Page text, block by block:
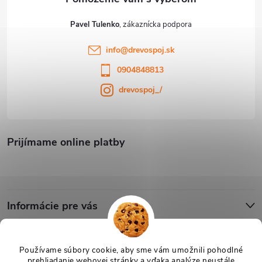
Používame súbory cookie, aby sme vám umožnili pohodlné
Prijímame online platby
Pavel Tulenko
info@drevospoj.sk
0904848813
drevospoj_/
Informácie pre vás